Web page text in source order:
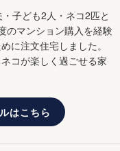
子ども2人・ネコ2匹と
のマンション購入を経験
に注文住宅しました。
コが楽しく過ごせる家
はこちら